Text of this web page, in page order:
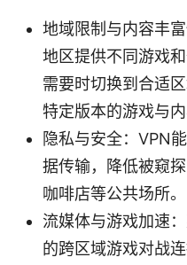
地域限制与内容丰
地区提供不同游戏
需要时切换到合适
特定版本的游戏与内
隐私与安全：VPN
据传输，降低被窥
咖啡店等公共场所。
流媒体与游戏加速
的跨区域游戏对战